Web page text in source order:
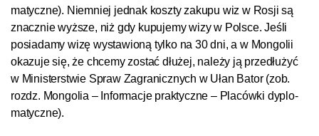
ma­tycz­ne). Nie­mniej jed­nak kosz­ty za­ku­pu wiz w Ros­ji są
znacz­nie wy­ższe, niż gdy ku­pu­je­my wizy w Pol­s­ce. Jeś­li
posiadamy wi­zę wy­sta­wio­ną tyl­ko na 30 dni, a w Mon­go­li­i
oka­zu­je się, że chce­my zo­stać dłu­żej, na­le­ży ją przed­łu­żyć
w Mi­nis­ter­s­twie Spraw Za­gra­nicz­nych w Ułan Ba­tor (zob.
rozdz. Mon­go­lia – In­for­ma­cje prak­tycz­ne – Pla­ców­ki dyp­lo­
ma­tycz­ne).